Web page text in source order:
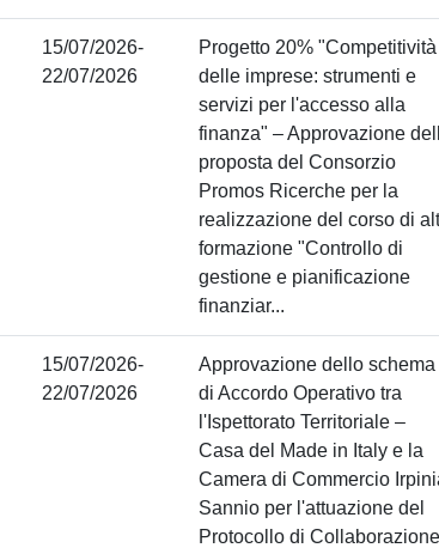
15/07/2026-
22/07/2026
Progetto 20% "Competitività
delle imprese: strumenti e
servizi per l'accesso alla
finanza" – Approvazione
proposta del Consorzio
Promos Ricerche per la
realizzazione del corso di
formazione "Controllo di
gestione e pianificazione
finanziar...
15/07/2026-
22/07/2026
Approvazione dello schema
di Accordo Operativo tra
l'Ispettorato Territoriale –
Casa del Made in Italy e la
Camera di Commercio
Sannio per l'attuazione del
Protocollo di Collaborazione